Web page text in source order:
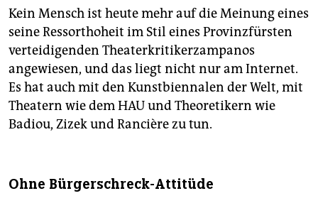
Kein Mensch ist heute mehr auf die Meinung eines
seine Ressorthoheit im Stil eines Provinzfürsten
verteidigenden Theaterkritikerzampanos
angewiesen, und das liegt nicht nur am Internet.
Es hat auch mit den Kunstbiennalen der Welt, mit
Theatern wie dem HAU und Theoretikern wie
Badiou, Zizek und Rancière zu tun.
Ohne Bürgerschreck-Attitüde